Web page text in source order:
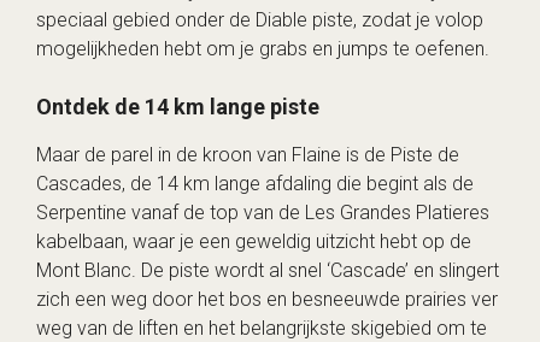
speciaal gebied onder de Diable piste, zodat je volop
mogelijkheden hebt om je grabs en jumps te oefenen.
Ontdek de 14 km lange piste
Maar de parel in de kroon van Flaine is de Piste de
Cascades, de 14 km lange afdaling die begint als de
Serpentine vanaf de top van de Les Grandes Platieres
kabelbaan, waar je een geweldig uitzicht hebt op de
Mont Blanc. De piste wordt al snel ‘Cascade’ en slingert
zich een weg door het bos en besneeuwde prairies ver
weg van de liften en het belangrijkste skigebied om te